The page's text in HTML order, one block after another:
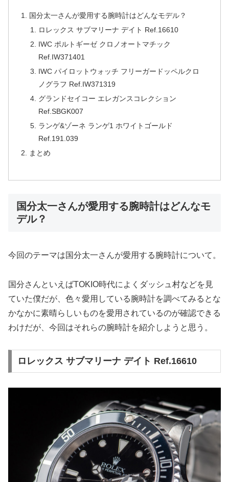
国分太一さんが愛用する腕時計はどんなモデル？
ロレックス サブマリーナ デイト Ref.16610
IWC ポルトギーゼ クロノオートマチック
Ref.IW371401
IWC パイロットウォッチ フリーガードッペルクロ
ノグラフ Ref.IW371319
グランドセイコー エレガンスコレクション
Ref.SBGK007
ランゲ&ゾーネ ランゲ1 ホワイトゴールド
Ref.191.039
まとめ
国分太一さんが愛用する腕時計はどんなモ
デル？
今回のテーマは国分太一さんが愛用する腕時計について。
国分さんといえばTOKIO時代によくダッシュ村などを見
ていた僕だが、色々愛用している腕時計を調べてみるとな
かなかに素晴らしいものを愛用されているのが確認できる
わけだが、今回はそれらの腕時計を紹介しようと思う。
ロレックス サブマリーナ デイト Ref.16610